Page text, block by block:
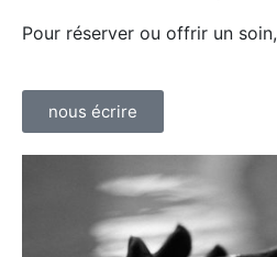
Pour réserver ou offrir un soin,
nous écrire